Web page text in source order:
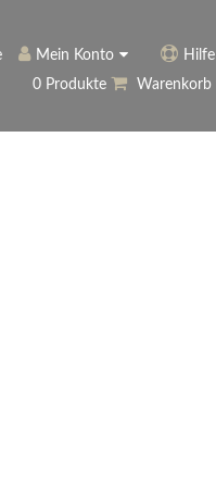
Mein Konto
Anmelden
Hilfe
0 Produkte
Warenkorb